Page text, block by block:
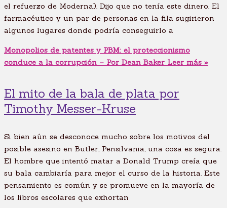
el refuerzo de Moderna). Dijo que no tenía este dinero. El
farmacéutico y un par de personas en la fila sugirieron
algunos lugares donde podría conseguirlo a
Monopolios de patentes y PBM: el proteccionismo
conduce a la corrupción – Por Dean Baker Leer más »
El mito de la bala de plata por
Timothy Messer-Kruse
Si bien aún se desconoce mucho sobre los motivos del
posible asesino en Butler, Pensilvania, una cosa es segura.
El hombre que intentó matar a Donald Trump creía que
su bala cambiaría para mejor el curso de la historia. Este
pensamiento es común y se promueve en la mayoría de
los libros escolares que exhortan